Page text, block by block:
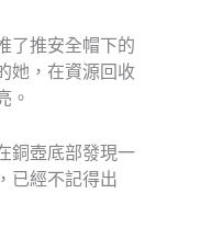
了推安全帽下的
她，在資源回收
。
銅壺底部發現一
已經不記得出